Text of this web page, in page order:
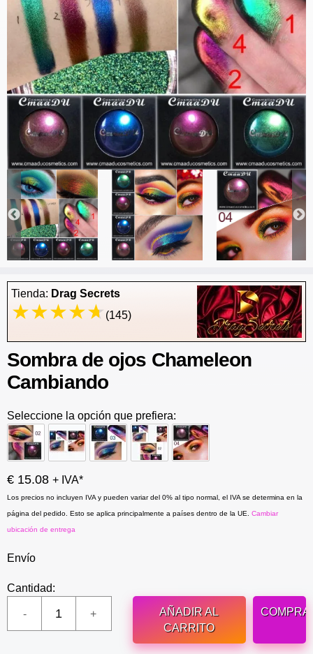
Tienda: Drag Secrets
(145)
Sombra de ojos Chameleon
Cambiando
Seleccione la opción que prefiera:
€ 15.08 + IVA*
Los precios no incluyen IVA y pueden variar del 0% al tipo normal, el IVA se determina en la
página del pedido. Esto se aplica principalmente a países dentro de la UE. Cambiar
ubicación de entrega
Envío
Cantidad:
AÑADIR AL
CARRITO